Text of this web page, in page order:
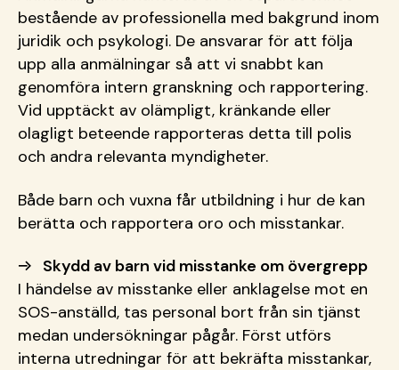
bestående av professionella med bakgrund inom
juridik och psykologi. De ansvarar för att följa
upp alla anmälningar så att vi snabbt kan
genomföra intern granskning och rapportering.
Vid upptäckt av olämpligt, kränkande eller
olagligt beteende rapporteras detta till polis
och andra relevanta myndigheter.
Både barn och vuxna får utbildning i hur de kan
berätta och rapportera oro och misstankar.
Skydd av barn vid misstanke om övergrepp
I händelse av misstanke eller anklagelse mot en
SOS-anställd, tas personal bort från sin tjänst
medan undersökningar pågår. Först utförs
interna utredningar för att bekräfta misstankar,